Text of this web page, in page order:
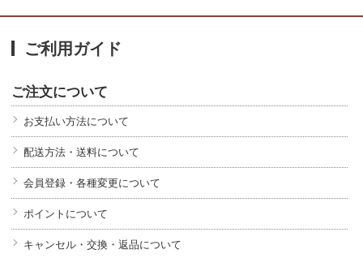
ご利用ガイド
ご注文について
お支払い方法について
配送方法・送料について
会員登録・各種変更について
ポイントについて
キャンセル・交換・返品について